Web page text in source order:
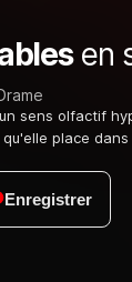
en
sens olfactif
place
Enregistrer